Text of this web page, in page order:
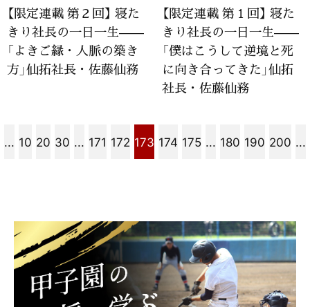
【限定連載 第２回】 寝た
きり社長の一日一生——
「よきご縁・人脈の築き
方」仙拓社長・佐藤仙務
【限定連載 第１回】 寝た
きり社長の一日一生——
「僕はこうして逆境と死
に向き合ってきた」仙拓
社長・佐藤仙務
... 10 20 30 ... 171 172 173 174 175 ... 180 190 200 ...